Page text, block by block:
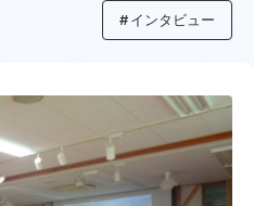
インタビュー